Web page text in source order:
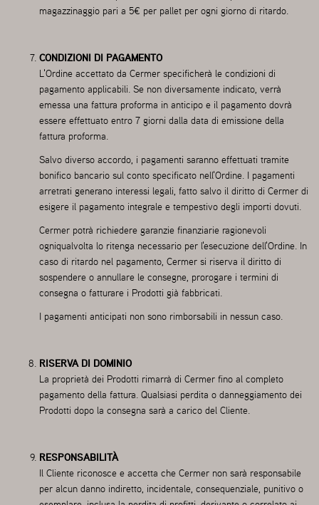
magazzinaggio pari a 5€ per pallet per ogni giorno di ritardo.
CONDIZIONI DI PAGAMENTO
L'Ordine accettato da Cermer specificherà le condizioni di
pagamento applicabili. Se non diversamente indicato, verrà
emessa una fattura proforma in anticipo e il pagamento dovrà
essere effettuato entro 7 giorni dalla data di emissione della
fattura proforma.
Salvo diverso accordo, i pagamenti saranno effettuati tramite
bonifico bancario sul conto specificato nell'Ordine. I pagamenti
arretrati generano interessi legali, fatto salvo il diritto di Cermer di
esigere il pagamento integrale e tempestivo degli importi dovuti.
Cermer potrà richiedere garanzie finanziarie ragionevoli
ogniqualvolta lo ritenga necessario per l'esecuzione dell'Ordine. In
caso di ritardo nel pagamento, Cermer si riserva il diritto di
sospendere o annullare le consegne, prorogare i termini di
consegna o fatturare i Prodotti già fabbricati.
I pagamenti anticipati non sono rimborsabili in nessun caso.
RISERVA DI DOMINIO
La proprietà dei Prodotti rimarrà di Cermer fino al completo
pagamento della fattura. Qualsiasi perdita o danneggiamento dei
Prodotti dopo la consegna sarà a carico del Cliente.
RESPONSABILITÀ
Il Cliente riconosce e accetta che Cermer non sarà responsabile
per alcun danno indiretto, incidentale, consequenziale, punitivo o